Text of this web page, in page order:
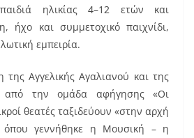
ηλικίας 4–12 ετών και
ήχο και συμμετοχικό παιχνίδι,
εμπειρία.
Αγγελικής Αγαλιανού και της
από την ομάδα αφήγησης «Οι
θεατές ταξιδεύουν «στην αρχή
όπου γεννήθηκε η Μουσική – η